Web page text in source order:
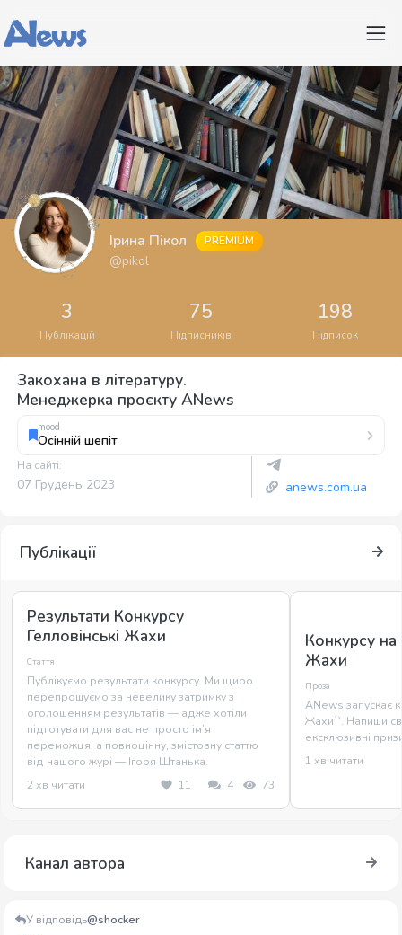
Ірина Пікол PREMIUM
@pikol
3
Публікацій
75
Підписників
198
Підписок
Закохана в літературу.
Менеджерка проєкту ANews
mood
Осінній шепіт
На сайті:
07 Грудень 2023 anews.com.ua
Канал автора
У відповідь@shocker
Публікації
Результати Конкурсу
Гелловінські Жахи
Стаття
Публікуємо результати конкурсу. Ми щиро
перепрошуємо за невелику затримку з
оголошенням результатів — адже хотіли
підготувати для вас не просто ім’я
переможця, а повноцінну, змістовну статтю
від нашого журі — Ігоря Штанька.
2 хв читати
11 4 73
Конкурсу на
Жахи
Проза
ANews запускає
Жахи``. Напиши
ексклюзивні
1 хв читати